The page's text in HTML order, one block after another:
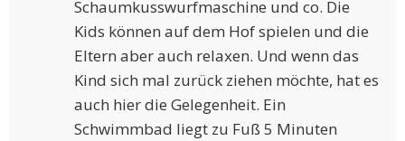
Schaumkusswurfmaschine und co. Die
Kids können auf dem Hof spielen und die
Eltern aber auch relaxen. Und wenn das
Kind sich mal zurück ziehen möchte, hat es
auch hier die Gelegenheit. Ein
Schwimmbad liegt zu Fuß 5 Minuten